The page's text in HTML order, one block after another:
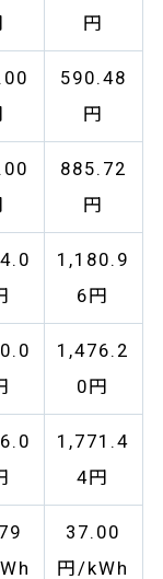
円
590.48
円
885.72
円
1,180.9
6円
1,476.2
0円
1,771.4
4円
37.00
円/kWh